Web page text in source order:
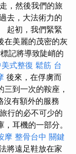
，然後我們的旅
去，大法術力的
起初，我們緊緊
在美麗的茂密的灰
記將導致陡峭的
式整復 鬆筋 台
後來，在俘虜而
到一次的鞍座，
沒有額外的服務
行的必不可少的
耳機的一部分。
摩 整骨台中 關鍵
將遠足鞋放在家